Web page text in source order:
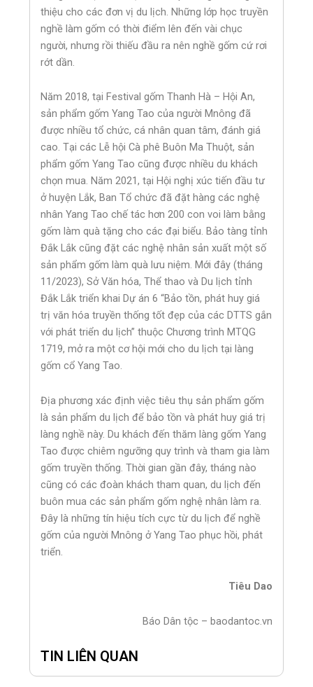
thiệu cho các đơn vị du lịch. Những lớp học truyền
nghề làm gốm có thời điểm lên đến vài chục
người, nhưng rồi thiếu đầu ra nên nghề gốm cứ rơi
rớt dần.
Năm 2018, tại Festival gốm Thanh Hà – Hội An,
sản phẩm gốm Yang Tao của người Mnông đã
được nhiều tổ chức, cá nhân quan tâm, đánh giá
cao. Tại các Lễ hội Cà phê Buôn Ma Thuột, sản
phẩm gốm Yang Tao cũng được nhiều du khách
chọn mua. Năm 2021, tại Hội nghị xúc tiến đầu tư
ở huyện Lắk, Ban Tổ chức đã đặt hàng các nghệ
nhân Yang Tao chế tác hơn 200 con voi làm bằng
gốm làm quà tặng cho các đại biểu. Bảo tàng tỉnh
Đắk Lắk cũng đặt các nghệ nhân sản xuất một số
sản phẩm gốm làm quà lưu niệm. Mới đây (tháng
11/2023), Sở Văn hóa, Thể thao và Du lịch tỉnh
Đắk Lắk triển khai Dự án 6 “Bảo tồn, phát huy giá
trị văn hóa truyền thống tốt đẹp của các DTTS gắn
với phát triển du lịch” thuộc Chương trình MTQG
1719, mở ra một cơ hội mới cho du lịch tại làng
gốm cổ Yang Tao.
Địa phương xác định việc tiêu thụ sản phẩm gốm
là sản phẩm du lịch để bảo tồn và phát huy giá trị
làng nghề này. Du khách đến thăm làng gốm Yang
Tao được chiêm ngưỡng quy trình và tham gia làm
gốm truyền thống. Thời gian gần đây, tháng nào
cũng có các đoàn khách tham quan, du lịch đến
buôn mua các sản phẩm gốm nghệ nhân làm ra.
Đây là những tín hiệu tích cực từ du lịch để nghề
gốm của người Mnông ở Yang Tao phục hồi, phát
triển.
Tiêu Dao
Báo Dân tộc – baodantoc.vn
TIN LIÊN QUAN